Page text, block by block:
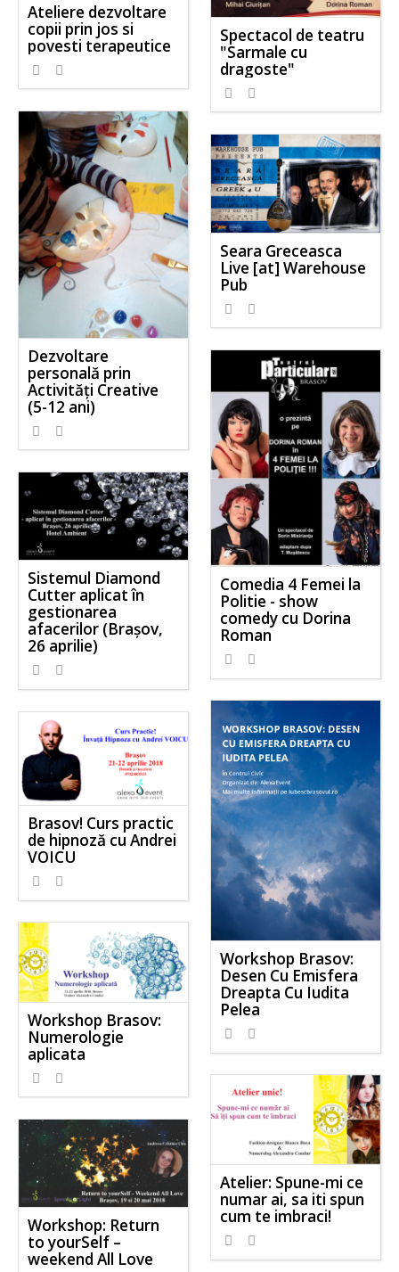
Spectacol de teatru
"Sarmale cu
dragoste"
Ateliere dezvoltare
copii prin jos si
povesti terapeutice
Dezvoltare
personală prin
Activităţi Creative
(5-12 ani)
Seara Greceasca
Live [at] Warehouse
Pub
Comedia 4 Femei la
Politie - show
comedy cu Dorina
Roman
Sistemul Diamond
Cutter aplicat în
gestionarea
afacerilor (Brașov,
26 aprilie)
Workshop Brasov:
Desen Cu Emisfera
Dreapta Cu Iudita
Pelea
Brasov! Curs practic
de hipnoză cu Andrei
VOICU
Workshop Brasov:
Numerologie
aplicata
Atelier: Spune-mi ce
numar ai, sa iti spun
cum te imbraci!
Workshop: Return
to yourSelf –
weekend All Love